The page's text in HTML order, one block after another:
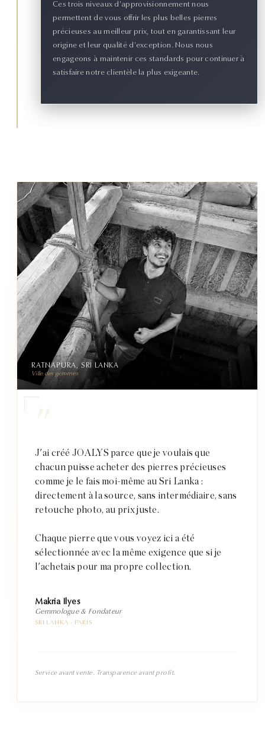
Ces trois niveaux d'approvisionnement nous
permettent de vous offrir les plus belles pierres
précieuses au meilleur prix, tout en garantissant leur
origine et leur qualité d'exception. Nous nous
engageons à maintenir ces standards pour continuer à
satisfaire notre clientèle la plus exigeante.
J'ai créé JOALYS parce que je voulais que
chacun puisse acheter des pierres précieuses
comme je le fais moi-même au Sri Lanka :
directement à la source, sans intermédiaire, sans
retouche photo, au prix juste.
Chaque pierre que vous voyez ici a été
sélectionnée avec la même exigence que si je
l'achetais pour ma propre collection.
Makria Ilyes
Gemmologue & Fondateur
SRI LANKA · PARIS
Service avant vente. Transparence avant profit.
RATNAPURA, SRI LANKA
Ville des gemmes